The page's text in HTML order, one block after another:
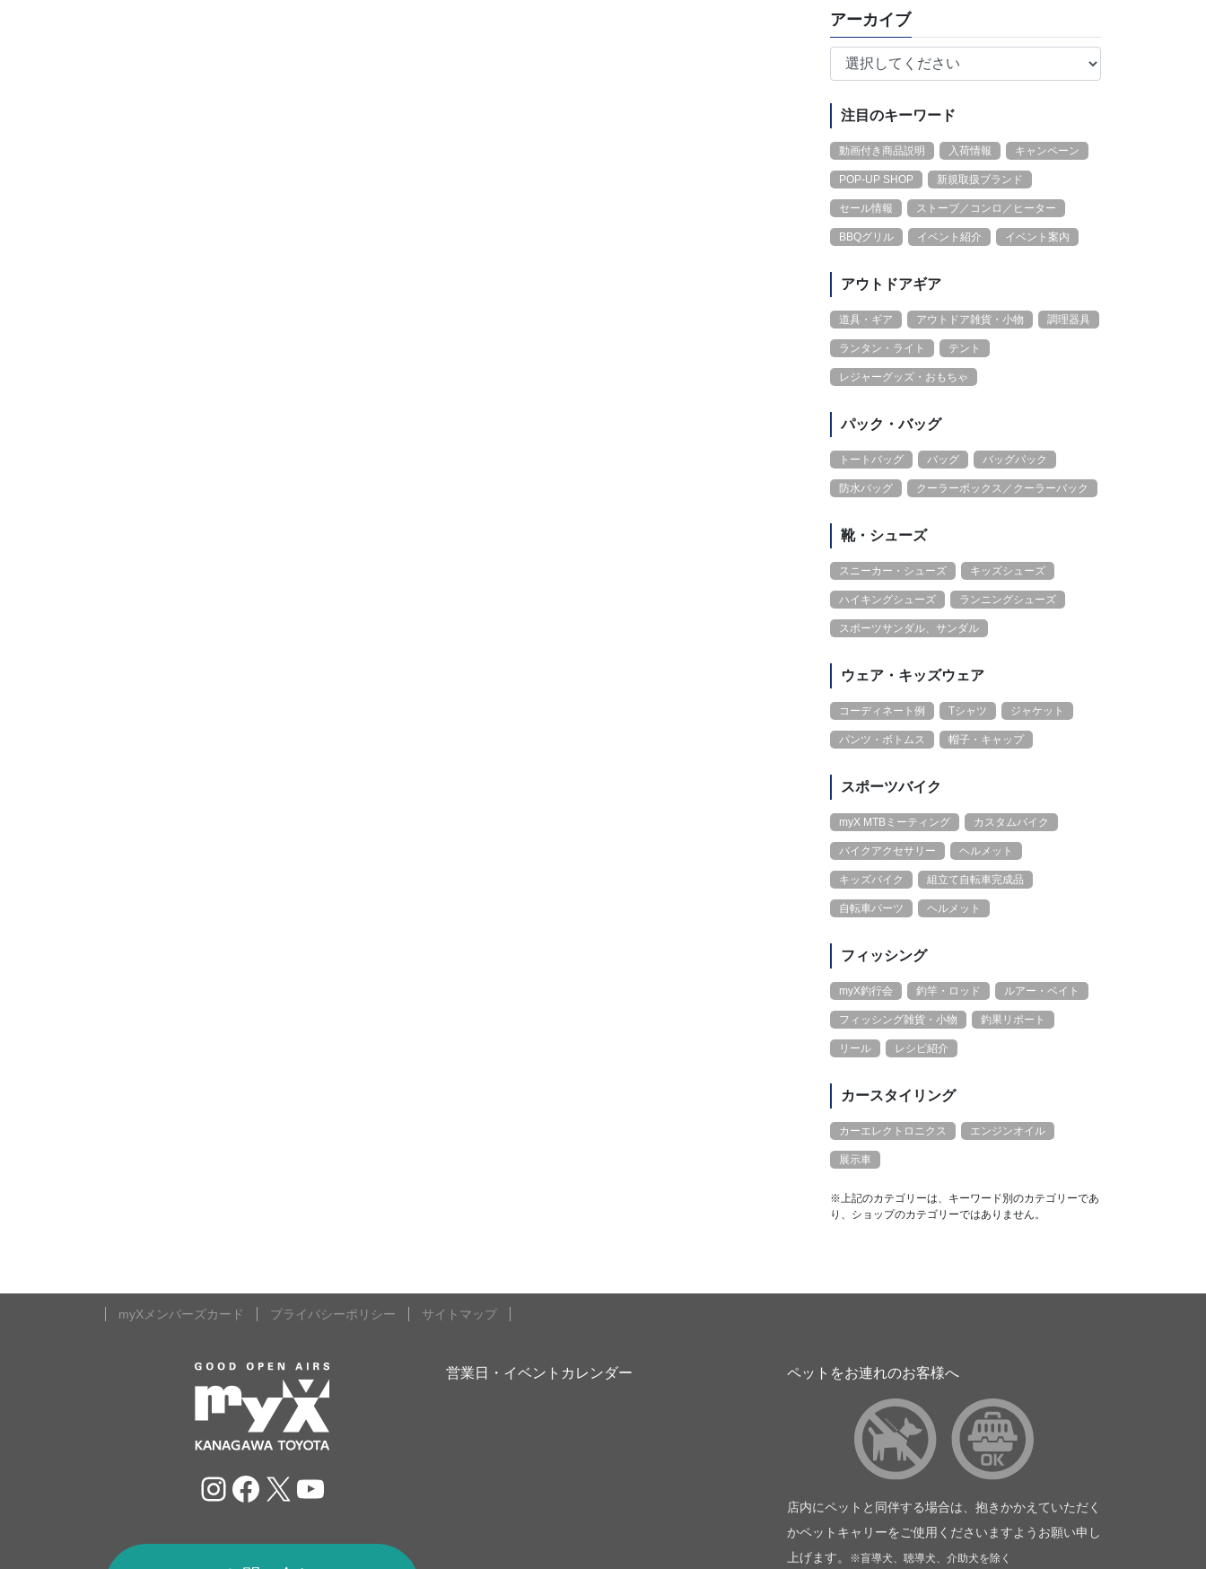
アーカイブ
注目のキーワード
動画付き商品説明 入荷情報 キャンペーン
POP-UP SHOP 新規取扱ブランド
セール情報 ストーブ／コンロ／ヒーター
BBQグリル イベント紹介 イベント案内
アウトドアギア
道具・ギア アウトドア雑貨・小物 調理器具
ランタン・ライト テント
レジャーグッズ・おもちゃ
パック・バッグ
トートバッグ バッグ バッグパック
防水バッグ クーラーボックス／クーラーバック
靴・シューズ
スニーカー・シューズ キッズシューズ
ハイキングシューズ ランニングシューズ
スポーツサンダル、サンダル
ウェア・キッズウェア
コーディネート例 Tシャツ ジャケット
パンツ・ボトムス 帽子・キャップ
スポーツバイク
myX MTBミーティング カスタムバイク
バイクアクセサリー ヘルメット
キッズバイク 組立て自転車完成品
自転車パーツ ヘルメット
フィッシング
myX釣行会 釣竿・ロッド ルアー・ベイト
フィッシング雑貨・小物 釣果リポート
リール レシピ紹介
カースタイリング
カーエレクトロニクス エンジンオイル
展示車
※上記のカテゴリーは、キーワード別のカテゴリーであ
り、ショップのカテゴリーではありません。
myXメンバーズカード プライバシーポリシー サイトマップ
Instagram
Facebook
X YouTube
営業日・イベントカレンダー ペットをお連れのお客様へ
店内にペットと同伴する場合は、抱きかかえていただく
かペットキャリーをご使用くださいますようお願い申し
上げます。
※盲導犬、聴導犬、介助犬を除く